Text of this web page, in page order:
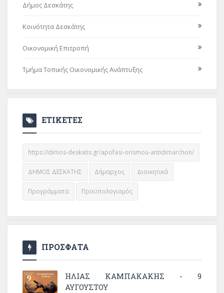
Δήμος Δεσκάτης
Κοινότητα Δεσκάτης
Οικονομική Επιτροπή
Τμήμα Τοπικής Οικονομικής Ανάπτυξης
ΕΤΙΚΕΤΕΣ
https://dimos-deskatis.gr/apofasi-orismou-antidimarchon/
ΔΗΜΟΣ ΔΕΣΚΑΤΗΣ Δήμαρχος Διοικητικά
Προγράμματα Προϋπολογισμός
ΠΡΟΣΦΑΤΑ
ΗΛΙΑΣ ΚΑΜΠΑΚΑΚΗΣ - 9
ΑΥΓΟΥΣΤΟΥ